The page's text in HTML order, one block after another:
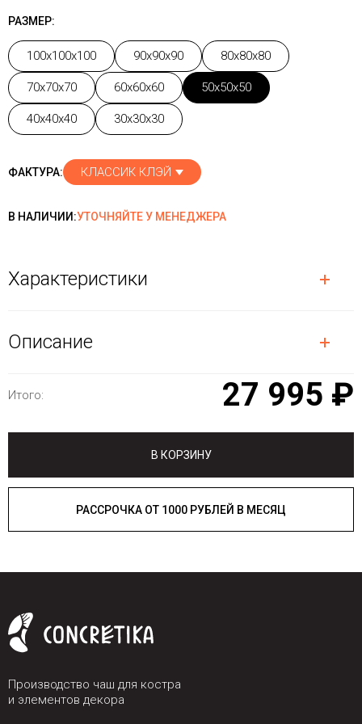
РАЗМЕР:
100x100x100 90x90x90 80x80x80
70x70x70 60x60x60 50x50x50
40x40x40 30x30x30
ФАКТУРА: КЛАССИК КЛЭЙ
В НАЛИЧИИ:УТОЧНЯЙТЕ У МЕНЕДЖЕРА
Характеристики
Описание
Итого: 27 995 ₽
В КОРЗИНУ
РАССРОЧКА ОТ 1000 РУБЛЕЙ В МЕСЯЦ
Производство чаш для костра
и элементов декора